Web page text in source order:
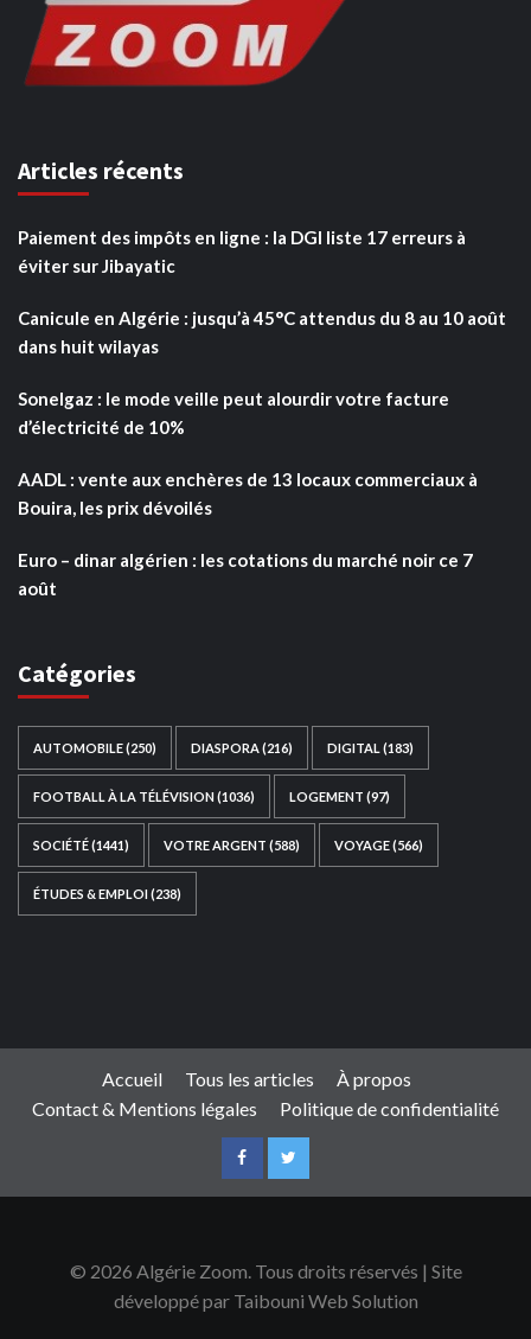
Articles récents
Paiement des impôts en ligne : la DGI liste 17 erreurs à
éviter sur Jibayatic
Canicule en Algérie : jusqu’à 45°C attendus du 8 au 10 août
dans huit wilayas
Sonelgaz : le mode veille peut alourdir votre facture
d’électricité de 10%
AADL : vente aux enchères de 13 locaux commerciaux à
Bouira, les prix dévoilés
Euro – dinar algérien : les cotations du marché noir ce 7
août
Catégories
AUTOMOBILE(250) DIASPORA (216) DIGITAL (183)
FOOTBALL À LA TÉLÉVISION(1036) LOGEMENT (97)
SOCIÉTÉ(1441) VOTRE ARGENT (588) VOYAGE(566)
ÉTUDES & EMPLOI(238)
Accueil Tous les articles
À propos
Contact & Mentions légales
Politique de confidentialité
© 2026 Algérie Zoom. Tous droits réservés | Site
développé par Taibouni Web Solution